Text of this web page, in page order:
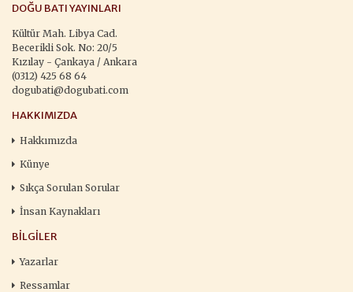
DOĞU BATI YAYINLARI
Kültür Mah. Libya Cad.
Becerikli Sok. No: 20/5
Kızılay - Çankaya / Ankara
(0312) 425 68 64
dogubati@dogubati.com
HAKKIMIZDA
Hakkımızda
Künye
Sıkça Sorulan Sorular
İnsan Kaynakları
BILGILER
Yazarlar
Ressamlar